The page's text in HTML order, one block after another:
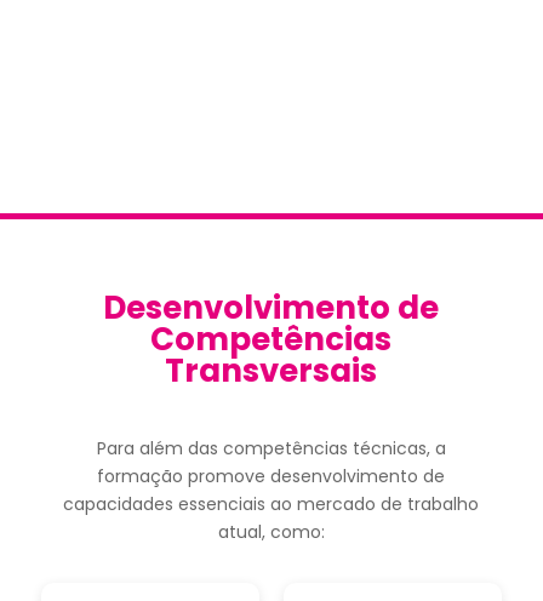
Desenvolvimento de
Competências
Transversais
Para além das competências técnicas, a
formação promove desenvolvimento de
capacidades essenciais ao mercado de trabalho
atual, como: